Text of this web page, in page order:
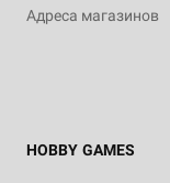
18+
Купить
Адреса магазинов
HOBBY GAMES